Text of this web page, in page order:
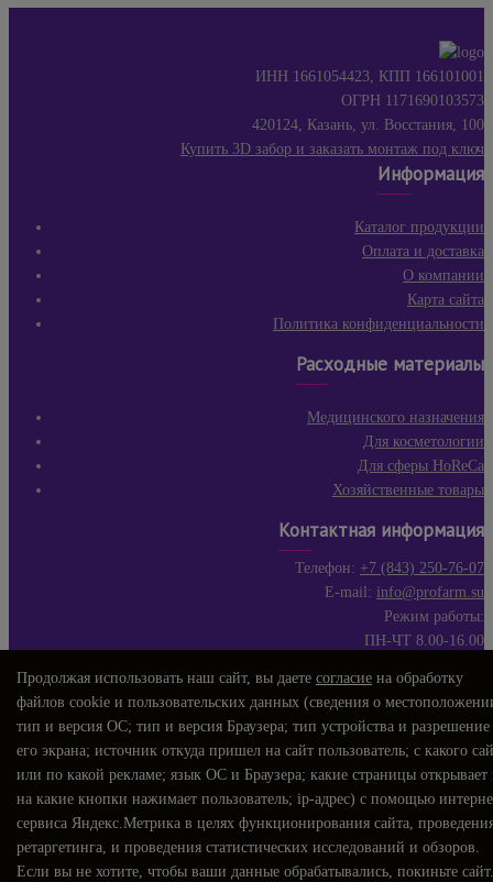
ИНН 1661054423, КПП 166101001
ОГРН 1171690103573
420124, Казань, ул. Восстания, 100
Купить 3D забор и заказать монтаж под ключ
Информация
Каталог продукции
Оплата и доставка
О компании
Карта сайта
Политика конфиденциальности
Расходные материалы
Медицинского назначения
Для косметологии
Для сферы HoReCa
Хозяйственные товары
Контактная информация
Телефон: +7 (843) 250-76-07
E-mail: info@profarm.su
Режим работы:
ПН-ЧТ 8.00-16.00
СБ-ВС выходные дни
WhatsApp 1:+7 (917) 222-86-78
WhatsApp 2:+7 (903) 307-09-75
Продолжая использовать наш сайт, вы даете согласие на обработку
файлов cookie и пользовательских данных (сведения о
тип и версия ОС; тип и версия Браузера; тип устройства и разрешение
его экрана; источник откуда пришел на сайт пользователь; с какого
или по какой рекламе; язык ОС и Браузера; какие страницы открывает
на какие кнопки нажимает пользователь; ip-адрес) с помощью
сервиса Яндекс.Метрика в целях функционирования сайта,
ретаргетинга, и проведения статистических исследований и обзоров.
Если вы не хотите, чтобы ваши данные обрабатывались, покиньте сайт.